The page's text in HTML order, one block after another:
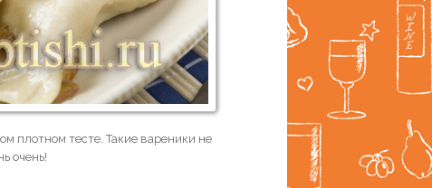
плотном тесте. Такие вареники не
очень!